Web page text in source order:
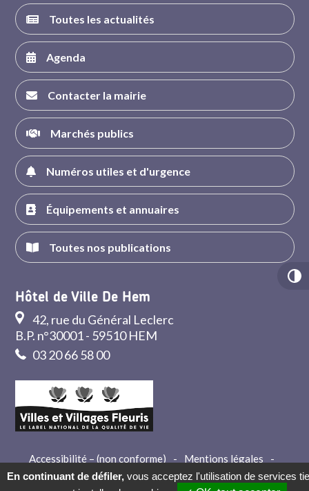
Toutes les actualités
Agenda
Contacter la mairie
Marchés publics
Numéros utiles et d'urgence
Équipements et annuaires
Toutes nos publications
Hôtel de Ville De Hem
42, rue du Général Leclerc
B.P. n°30001 - 59510 HEM
03 20 66 58 00
Accessibilité – (non conforme) - Mentions légales
-
Crédits
- Contact
En continuant de défiler, vous acceptez l'utilisation de services